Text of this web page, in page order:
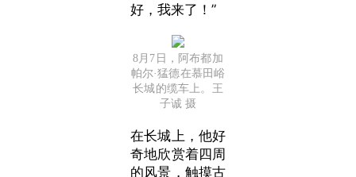
好，我来了！”
8月7日，阿布都加
帕尔·猛德在慕田峪
长城的缆车上。王
子诚 摄
在长城上，他好
奇地欣赏着四周
的风景，触摸古